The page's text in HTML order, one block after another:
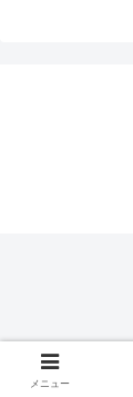
メニュー